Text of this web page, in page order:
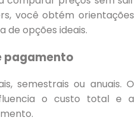
você obtém orientações
de opções ideais.
pagamento
semestrais ou anuais. O
o custo total e a